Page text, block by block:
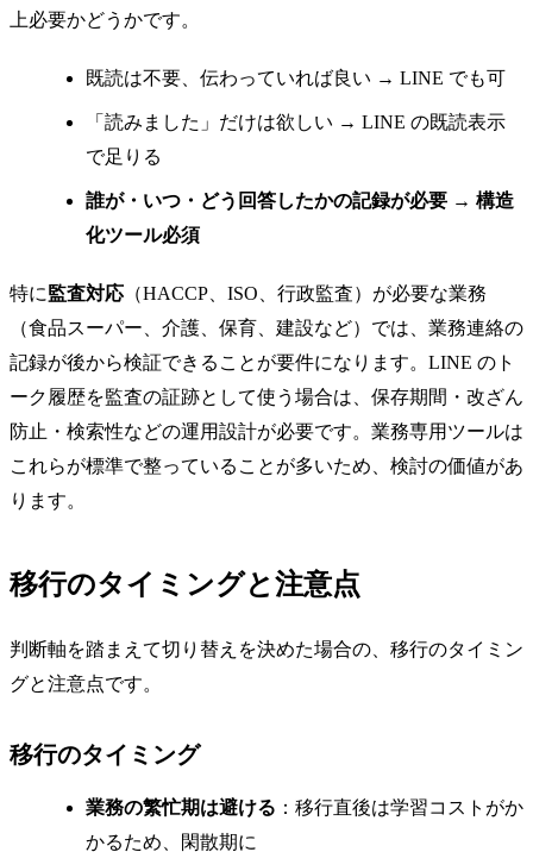
上必要かどうかです。
既読は不要、伝わっていれば良い → LINE でも可
「読みました」だけは欲しい → LINE の既読表示
で足りる
誰が・いつ・どう回答したかの記録が必要 → 構造
化ツール必須
特に監査対応 （HACCP、ISO、行政監査）が必要な業務
（食品スーパー、介護、保育、建設など）では、業務連絡の
記録が後から検証できることが要件になります。LINE のト
ーク履歴を監査の証跡として使う場合は、保存期間・改ざん
防止・検索性などの運用設計が必要です。業務専用ツールは
これらが標準で整っていることが多いため、検討の価値があ
ります。
移行のタイミングと注意点
判断軸を踏まえて切り替えを決めた場合の、移行のタイミン
グと注意点です。
移行のタイミング
業務の繁忙期は避ける ：移行直後は学習コストがか
かるため、閑散期に